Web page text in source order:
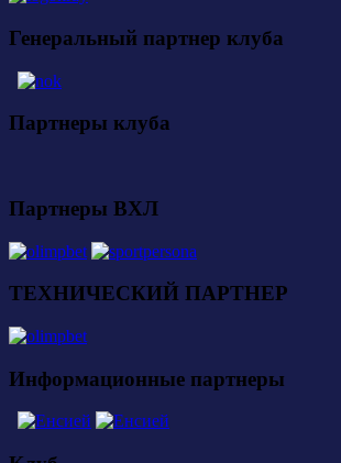
Генеральный партнер клуба
Партнеры клуба
Партнеры ВХЛ
ТЕХНИЧЕСКИЙ ПАРТНЕР
Информационные партнеры